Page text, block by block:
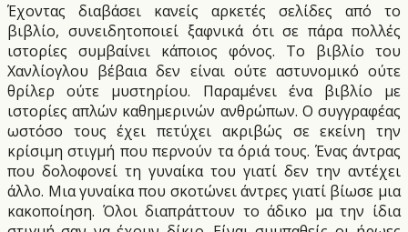
Έχοντας διαβάσει κανείς αρκετές σελίδες από το
βιβλίο, συνειδητοποιεί ξαφνικά ότι σε πάρα πολλές
ιστορίες συμβαίνει κάποιος φόνος. Το βιβλίο του
Χανλίογλου βέβαια δεν είναι ούτε αστυνομικό ούτε
θρίλερ ούτε μυστηρίου. Παραμένει ένα βιβλίο με
ιστορίες απλών καθημερινών ανθρώπων. Ο συγγραφέας
ωστόσο τους έχει πετύχει ακριβώς σε εκείνη την
κρίσιμη στιγμή που περνούν τα όριά τους. Ένας άντρας
που δολοφονεί τη γυναίκα του γιατί δεν την αντέχει
άλλο. Μια γυναίκα που σκοτώνει άντρες γιατί βίωσε μια
κακοποίηση. Όλοι διαπράττουν το άδικο μα την ίδια